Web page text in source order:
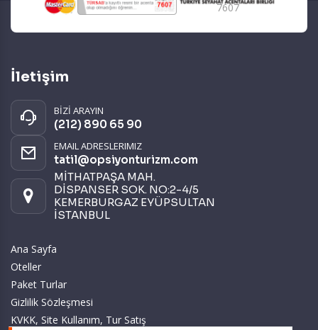
7607
İletişim
BİZİ ARAYIN
(212) 890 65 90
EMAIL ADRESLERIMIZ
tatil@opsiyonturizm.com
MİTHATPAŞA MAH.
DİSPANSER SOK. NO:2-4/5
KEMERBURGAZ EYÜPSULTAN
İSTANBUL
Ana Sayfa
Oteller
Paket Turlar
Gizlilik Sözleşmesi
KVKK, Site Kullanım, Tur Satış